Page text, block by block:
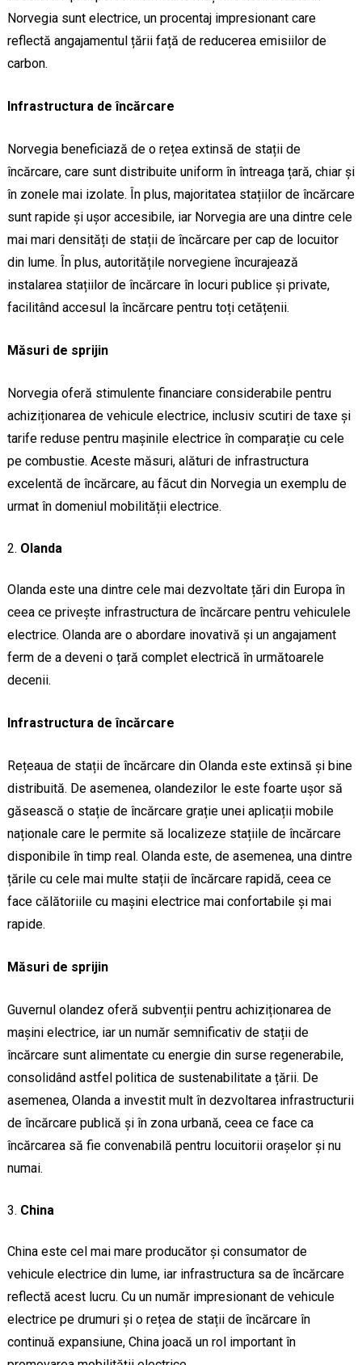
Norvegia sunt electrice, un procentaj impresionant care
reflectă angajamentul țării față de reducerea emisiilor de
carbon.
Infrastructura de încărcare
Norvegia beneficiază de o rețea extinsă de stații de
încărcare, care sunt distribuite uniform în întreaga țară, chiar și
în zonele mai izolate. În plus, majoritatea stațiilor de încărcare
sunt rapide și ușor accesibile, iar Norvegia are una dintre cele
mai mari densități de stații de încărcare per cap de locuitor
din lume. În plus, autoritățile norvegiene încurajează
instalarea stațiilor de încărcare în locuri publice și private,
facilitând accesul la încărcare pentru toți cetățenii.
Măsuri de sprijin
Norvegia oferă stimulente financiare considerabile pentru
achiziționarea de vehicule electrice, inclusiv scutiri de taxe și
tarife reduse pentru mașinile electrice în comparație cu cele
pe combustie. Aceste măsuri, alături de infrastructura
excelentă de încărcare, au făcut din Norvegia un exemplu de
urmat în domeniul mobilității electrice.
Olanda
Olanda este una dintre cele mai dezvoltate țări din Europa în
ceea ce privește infrastructura de încărcare pentru vehiculele
electrice. Olanda are o abordare inovativă și un angajament
ferm de a deveni o țară complet electrică în următoarele
decenii.
Infrastructura de încărcare
Rețeaua de stații de încărcare din Olanda este extinsă și bine
distribuită. De asemenea, olandezilor le este foarte ușor să
găsească o stație de încărcare grație unei aplicații mobile
naționale care le permite să localizeze stațiile de încărcare
disponibile în timp real. Olanda este, de asemenea, una dintre
țările cu cele mai multe stații de încărcare rapidă, ceea ce
face călătoriile cu mașini electrice mai confortabile și mai
rapide.
Măsuri de sprijin
Guvernul olandez oferă subvenții pentru achiziționarea de
mașini electrice, iar un număr semnificativ de stații de
încărcare sunt alimentate cu energie din surse regenerabile,
consolidând astfel politica de sustenabilitate a țării. De
asemenea, Olanda a investit mult în dezvoltarea infrastructurii
de încărcare publică și în zona urbană, ceea ce face ca
încărcarea să fie convenabilă pentru locuitorii orașelor și nu
numai.
China
China este cel mai mare producător și consumator de
vehicule electrice din lume, iar infrastructura sa de încărcare
reflectă acest lucru. Cu un număr impresionant de vehicule
electrice pe drumuri și o rețea de stații de încărcare în
continuă expansiune, China joacă un rol important în